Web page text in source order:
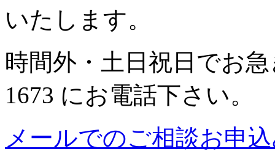
いたします。
時間外・土日祝日でお
1673 にお電話下さい。
メールでのご相談お申